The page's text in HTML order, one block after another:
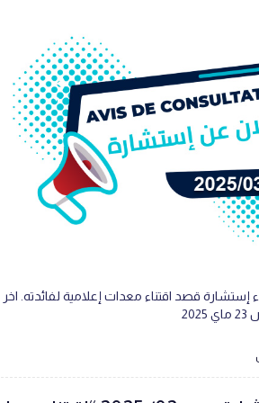
إستشارة قصد اقتناء معدات إعلامية لفائدته. اخر